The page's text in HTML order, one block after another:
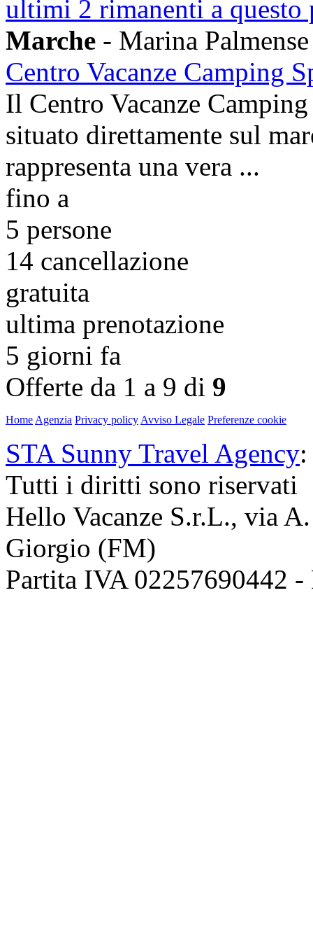
ultimi 2 rimanenti a questo
Marche - Marina Palmense
Centro Vacanze Camping
Il Centro Vacanze
situato direttamente sul
rappresenta una vera ...
fino a
5 persone
14 cancellazione
gratuita
ultima prenotazione
5 giorni fa
Offerte da 1 a 9 di 9
Home Agenzia Privacy policy Avviso Legale Preferenze cookie
STA Sunny Travel Agency
Tutti i diritti sono riservati
Hello Vacanze S.r.L., via
Giorgio (FM)
Partita IVA 02257690442